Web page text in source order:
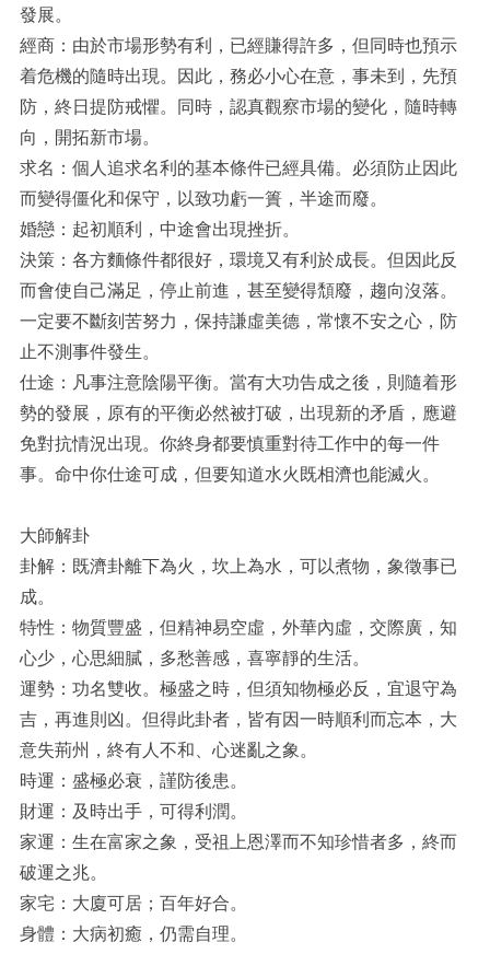
發展。
經商：由於市場形勢有利，已經賺得許多，但同時也預示
着危機的隨時出現。因此，務必小心在意，事未到，先預
防，終日提防戒懼。同時，認真觀察市場的變化，隨時轉
向，開拓新市場。
求名：個人追求名利的基本條件已經具備。必須防止因此
而變得僵化和保守，以致功虧一簣，半途而廢。
婚戀：起初順利，中途會出現挫折。
決策：各方麵條件都很好，環境又有利於成長。但因此反
而會使自己滿足，停止前進，甚至變得頹廢，趨向沒落。
一定要不斷刻苦努力，保持謙虛美德，常懷不安之心，防
止不測事件發生。
仕途：凡事注意陰陽平衡。當有大功告成之後，則隨着形
勢的發展，原有的平衡必然被打破，出現新的矛盾，應避
免對抗情況出現。你終身都要慎重對待工作中的每一件
事。命中你仕途可成，但要知道水火既相濟也能滅火。
大師解卦
卦解：既濟卦離下為火，坎上為水，可以煮物，象徵事已
成。
特性：物質豐盛，但精神易空虛，外華內虛，交際廣，知
心少，心思細膩，多愁善感，喜寧靜的生活。
運勢：功名雙收。極盛之時，但須知物極必反，宜退守為
吉，再進則凶。但得此卦者，皆有因一時順利而忘本，大
意失荊州，終有人不和、心迷亂之象。
時運：盛極必衰，謹防後患。
財運：及時出手，可得利潤。
家運：生在富家之象，受祖上恩澤而不知珍惜者多，終而
破運之兆。
家宅：大廈可居；百年好合。
身體：大病初癒，仍需自理。